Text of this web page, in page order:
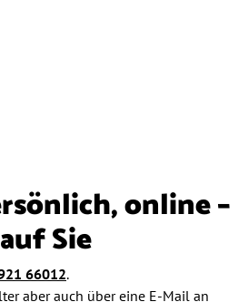
online –
Sie
66012.
aber auch über eine E-Mail an